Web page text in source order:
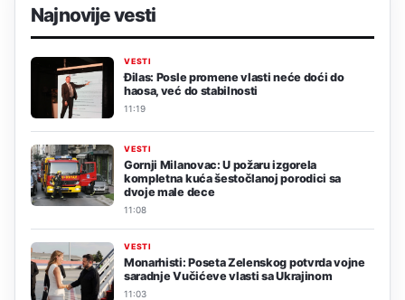
Najnovije vesti
VESTI
Đilas: Posle promene vlasti neće doći do
haosa, već do stabilnosti
11:19
VESTI
Gornji Milanovac: U požaru izgorela
kompletna kuća šestočlanoj porodici sa
dvoje male dece
11:08
VESTI
Monarhisti: Poseta Zelenskog potvrda vojne
saradnje Vučićeve vlasti sa Ukrajinom
11:03